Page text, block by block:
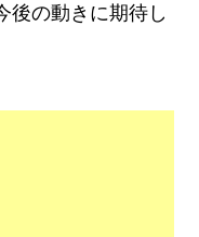
後の動きに期待し